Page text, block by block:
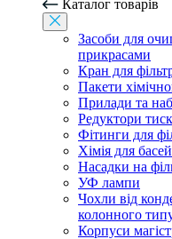
Каталог товарів
Засоби для
прикрасами
Кран для
Пакети
Прилади та
Редуктори
Фітинги для
Хімія для
Насадки на
УФ лампи
Чохли від
колонного
Корпуси